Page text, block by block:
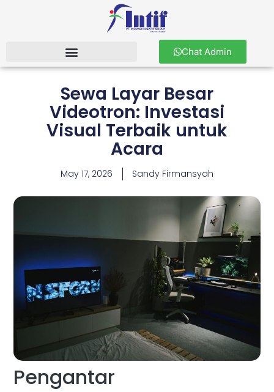
Chat Admin
Sewa Layar Besar
Videotron: Investasi
Visual Terbaik untuk
Acara
May 17, 2026 Sandy Firmansyah
Pengantar